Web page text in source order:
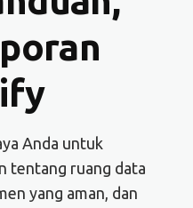
Anda untuk
tentang ruang data
yang aman, dan